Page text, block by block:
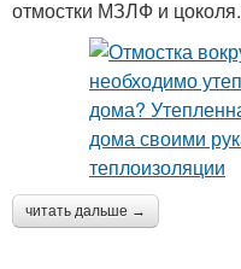
отмостки МЗЛФ и цоколя.
читать дальше →